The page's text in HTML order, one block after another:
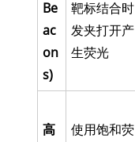
Be
ac
on
s)
靶标结合时
发夹打开产
生荧光
高
使用饱和荧